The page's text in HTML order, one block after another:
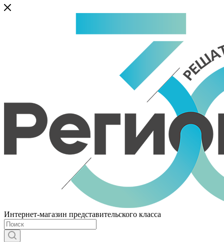
Интернет-магазин представительского класса